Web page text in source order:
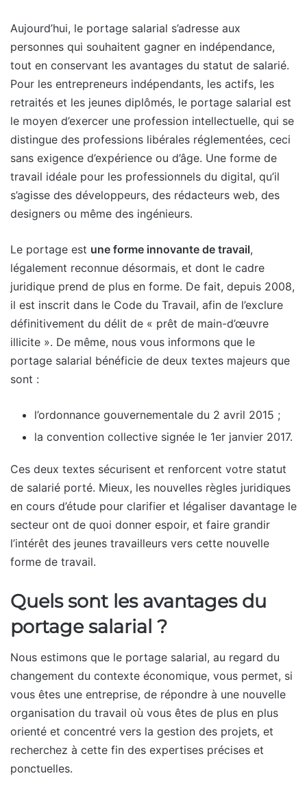
Aujourd’hui, le portage salarial s’adresse aux
personnes qui souhaitent gagner en indépendance,
tout en conservant les avantages du statut de salarié.
Pour les entrepreneurs indépendants, les actifs, les
retraités et les jeunes diplômés, le portage salarial est
le moyen d’exercer une profession intellectuelle, qui se
distingue des professions libérales réglementées, ceci
sans exigence d’expérience ou d’âge. Une forme de
travail idéale pour les professionnels du digital, qu’il
s’agisse des développeurs, des rédacteurs web, des
designers ou même des ingénieurs.
Le portage est une forme innovante de travail,
légalement reconnue désormais, et dont le cadre
juridique prend de plus en forme. De fait, depuis 2008,
il est inscrit dans le Code du Travail, afin de l’exclure
définitivement du délit de « prêt de main-d’œuvre
illicite ». De même, nous vous informons que le
portage salarial bénéficie de deux textes majeurs que
sont :
l’ordonnance gouvernementale du 2 avril 2015 ;
la convention collective signée le 1er janvier 2017.
Ces deux textes sécurisent et renforcent votre statut
de salarié porté. Mieux, les nouvelles règles juridiques
en cours d’étude pour clarifier et légaliser davantage le
secteur ont de quoi donner espoir, et faire grandir
l’intérêt des jeunes travailleurs vers cette nouvelle
forme de travail.
Quels sont les avantages du
portage salarial ?
Nous estimons que le portage salarial, au regard du
changement du contexte économique, vous permet, si
vous êtes une entreprise, de répondre à une nouvelle
organisation du travail où vous êtes de plus en plus
orienté et concentré vers la gestion des projets, et
recherchez à cette fin des expertises précises et
ponctuelles.